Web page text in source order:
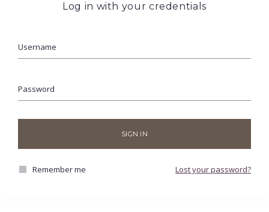
Log in with your credentials
Username
Password
SIGN IN
Remember me Lost your password?